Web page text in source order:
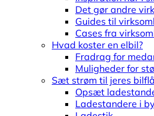
Det gør andre
Guides til
Cases fra
Hvad koster en elbil?
Fradrag for
Muligheder for
Sæt strøm til jeres
Opsæt
Ladestandere i